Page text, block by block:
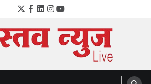
Twitter
Facebook
LinkedIn
Instagram
YouTube
portal of Maharahstra